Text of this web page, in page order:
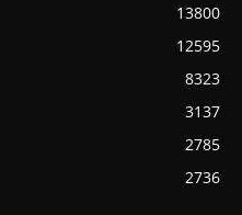
13800
12595
8323
3137
2785
2736